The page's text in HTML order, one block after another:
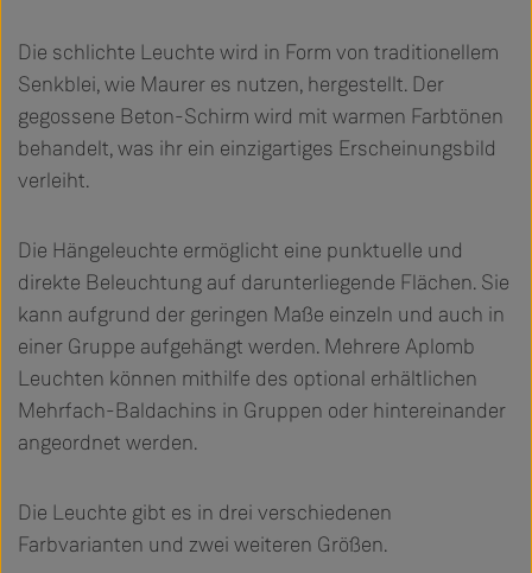
Die schlichte Leuchte wird in Form von traditionellem
Senkblei, wie Maurer es nutzen, hergestellt. Der
gegossene Beton-Schirm wird mit warmen Farbtönen
behandelt, was ihr ein einzigartiges Erscheinungsbild
verleiht.
Die Hängeleuchte ermöglicht eine punktuelle und
direkte Beleuchtung auf darunterliegende Flächen. Sie
kann aufgrund der geringen Maße einzeln und auch in
einer Gruppe aufgehängt werden. Mehrere Aplomb
Leuchten können mithilfe des optional erhältlichen
Mehrfach-Baldachins in Gruppen oder hintereinander
angeordnet werden.
Die Leuchte gibt es in drei verschiedenen
Farbvarianten und zwei weiteren Größen.